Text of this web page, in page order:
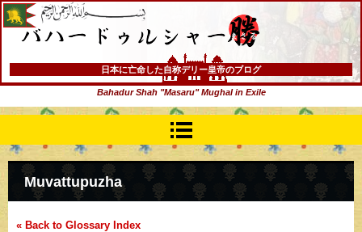
バハードゥルシャー勝(まさる)
日本に亡命した自称デリー皇帝のブログ
Bahadur Shah "Masaru" Mughal in Exile
Muvattupuzha
« Back to Glossary Index